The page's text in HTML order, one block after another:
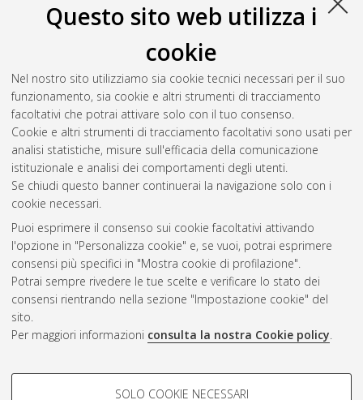
Questo sito web utilizza i
cookie
Nel nostro sito utilizziamo sia cookie tecnici necessari per il suo
funzionamento, sia cookie e altri strumenti di tracciamento
facoltativi che potrai attivare solo con il tuo consenso.
Cookie e altri strumenti di tracciamento facoltativi sono usati per
analisi statistiche, misure sull'efficacia della comunicazione
istituzionale e analisi dei comportamenti degli utenti.
Se chiudi questo banner continuerai la navigazione solo con i
cookie necessari.
Puoi esprimere il consenso sui cookie facoltativi attivando
l'opzione in "Personalizza cookie" e, se vuoi, potrai esprimere
consensi più specifici in "Mostra cookie di profilazione".
Potrai sempre rivedere le tue scelte e verificare lo stato dei
consensi rientrando nella sezione "Impostazione cookie" del
sito.
Per maggiori informazioni consulta la nostra Cookie policy.
COOKIE DI PROFILAZIONE -
SOLO COOKIE NECESSARI
Bologna. Dottorato di ricerca inScienze e tecnologie della
(2025)Remote monitoring in patients with
heart failure and comorbidities, [Dissertation thesis], Alma
Mater Studiorum Università di Bologna. Dottorato di ricerca in
Scienze e tecnologie della salute , 37 Ciclo.
Questa lista e' stata generata ilFri Aug 7 20:39:52 2026 CEST
Atom
Rss 1.0
Rss 2.0
ISSN: 2038-7946
Impostazioni Cookie
Informativa sulla privacy